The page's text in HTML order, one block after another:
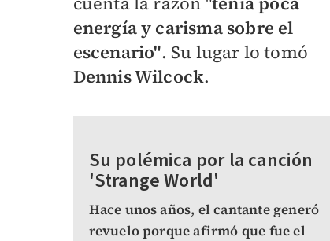
energía y carisma sobre el
escenario". Su lugar lo tomó
Dennis Wilcock.
Su polémica por la canción
'Strange World'
Hace unos años, el cantante generó
revuelo porque afirmó que fue el